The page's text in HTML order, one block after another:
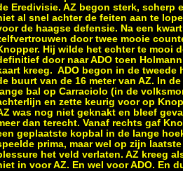
Eredivisie. AZ begon sterk, scherp
al snel achter de feiten aan te
de haagse defensie. Na een
door twee mooie
Hij wilde het echter te mooi
door naar ADO toen
kreeg. ADO begon in de
buurt van de 16 meter van AZ. In
lange bal op Carraciolo (in de
en zette keurig voor op
was nog niet geknakt en bleef
dan terecht. Vanaf rechts gaf
geplaatste kopbal in de lange
prima, maar wel op zijn
het veld verlaten. AZ kreeg
in voor AZ. En wel voor ADO. En